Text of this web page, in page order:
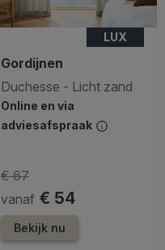
LUX
Gordijnen
Duchesse - Licht zand
Online en via
adviesafspraak
vanaf € 54
€ 67
Bekijk nu